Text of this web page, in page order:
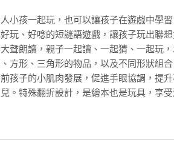
小孩一起玩，也可以讓孩子在遊戲中學習
玩、好唸的短謎語遊戲，讓孩子玩出聯想
聲朗讀，親子一起讀、一起猜、一起玩，
方形、三角形的物品，以及不同形狀組合
孩子的小肌肉發展，促進手眼協調，提升
。特殊翻折設計，是繪本也是玩具，享受